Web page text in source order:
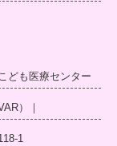
ども医療センター
）｜
1